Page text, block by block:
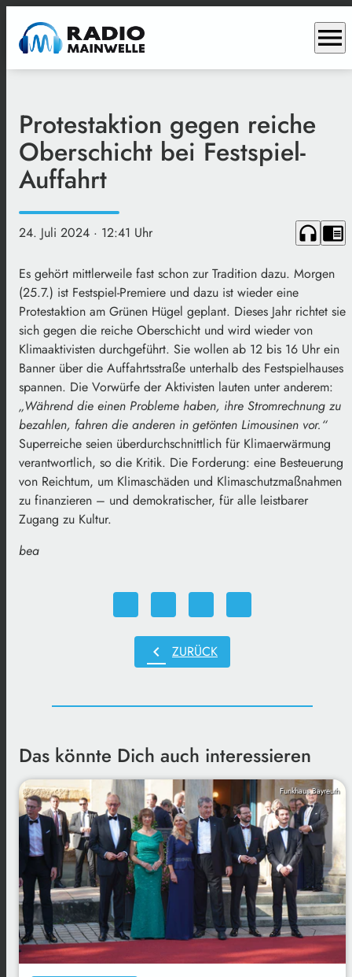
menu
Protestaktion gegen reiche
Oberschicht bei Festspiel-
Auffahrt
24. Juli 2024 · 12:41 Uhr headphones chrome_reader_mode
Es gehört mittlerweile fast schon zur Tradition dazu. Morgen
(25.7.) ist Festspiel-Premiere und dazu ist wieder eine
Protestaktion am Grünen Hügel geplant. Dieses Jahr richtet sie
sich gegen die reiche Oberschicht und wird wieder von
Klimaaktivisten durchgeführt. Sie wollen ab 12 bis 16 Uhr ein
Banner über die Auffahrtsstraße unterhalb des Festspielhauses
spannen. Die Vorwürfe der Aktivisten lauten unter anderem:
„Während die einen Probleme haben, ihre Stromrechnung zu
bezahlen, fahren die anderen in getönten Limousinen vor.“
Superreiche seien überdurchschnittlich für Klimaerwärmung
verantwortlich, so die Kritik. Die Forderung: eine Besteuerung
von Reichtum, um Klimaschäden und Klimaschutzmaßnahmen
zu finanzieren – und demokratischer, für alle leistbarer
Zugang zu Kultur.
bea
chevron_left ZURÜCK
Das könnte Dich auch interessieren
Funkhaus Bayreuth